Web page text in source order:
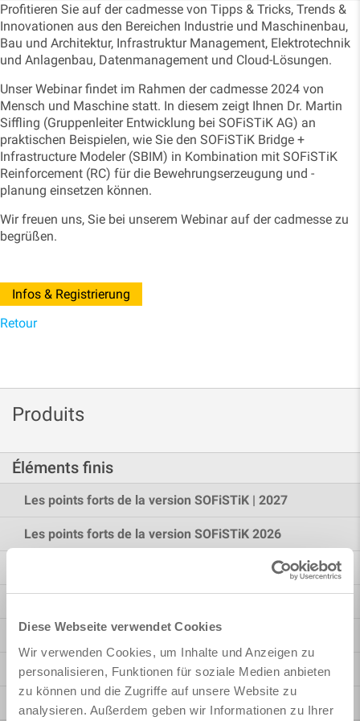
Diese Webseite verwendet Cookies
Wir verwenden Cookies, um Inhalte und Anzeigen zu
personalisieren, Funktionen für soziale Medien anbieten
zu können und die Zugriffe auf unsere Website zu
analysieren. Außerdem geben wir Informationen zu Ihrer
Profitieren Sie auf der cadmesse von Tipps & Tricks, Trends &
Innovationen aus den Bereichen Industrie und Maschinenbau,
Bau und Architektur, Infrastruktur Management, Elektrotechnik
und Anlagenbau, Datenmanagement und Cloud-Lösungen.
Unser Webinar findet im Rahmen der cadmesse 2024 von
Mensch und Maschine statt. In diesem zeigt Ihnen Dr. Martin
Siffling (Gruppenleiter Entwicklung bei SOFiSTiK AG) an
praktischen Beispielen, wie Sie den SOFiSTiK Bridge +
Infrastructure Modeler (SBIM) in Kombination mit SOFiSTiK
Reinforcement (RC) für die Bewehrungserzeugung und -
planung einsetzen können.
Wir freuen uns, Sie bei unserem Webinar auf der cadmesse zu
begrüßen.
Infos & Registrierung
Retour
Produits
Éléments finis
Les points forts de la version SOFiSTiK | 2027
Les points forts de la version SOFiSTiK 2026
Les points forts de la version SOFiSTiK 2025
Conception bâtiment
Rhinoceros Interface
Davantage de possibilités